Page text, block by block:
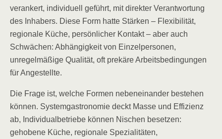
verankert, individuell geführt, mit direkter Verantwortung
des Inhabers. Diese Form hatte Stärken – Flexibilität,
regionale Küche, persönlicher Kontakt – aber auch
Schwächen: Abhängigkeit von Einzelpersonen,
unregelmäßige Qualität, oft prekäre Arbeitsbedingungen
für Angestellte.
Die Frage ist, welche Formen nebeneinander bestehen
können. Systemgastronomie deckt Masse und Effizienz
ab, Individualbetriebe können Nischen besetzen:
gehobene Küche, regionale Spezialitäten,